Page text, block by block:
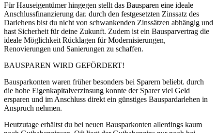
Für Hauseigentümer hingegen stellt das Bausparen eine ideale
Anschlussfinanzierung dar. durch den festgesetzten Zinssatz des
Darlehens bist du nicht von schwankenden Zinssätzen abhängig und
hast Sicherheit für deine Zukunft. Zudem ist ein Bausparvertrag die
ideale Möglichkeit Rücklagen für Modernisierungen,
Renovierungen und Sanierungen zu schaffen.
BAUSPAREN WIRD GEFÖRDERT!
Bausparkonten waren früher besonders bei Sparern beliebt. durch
die hohe Eigenkapitalverzinsung konnte der Sparer viel Geld
ersparen und im Anschluss direkt ein günstiges Bauspardarlehen in
Anspruch nehmen.
Heutzutage erhältst du bei neuen Bausparkonten allerdings kaum